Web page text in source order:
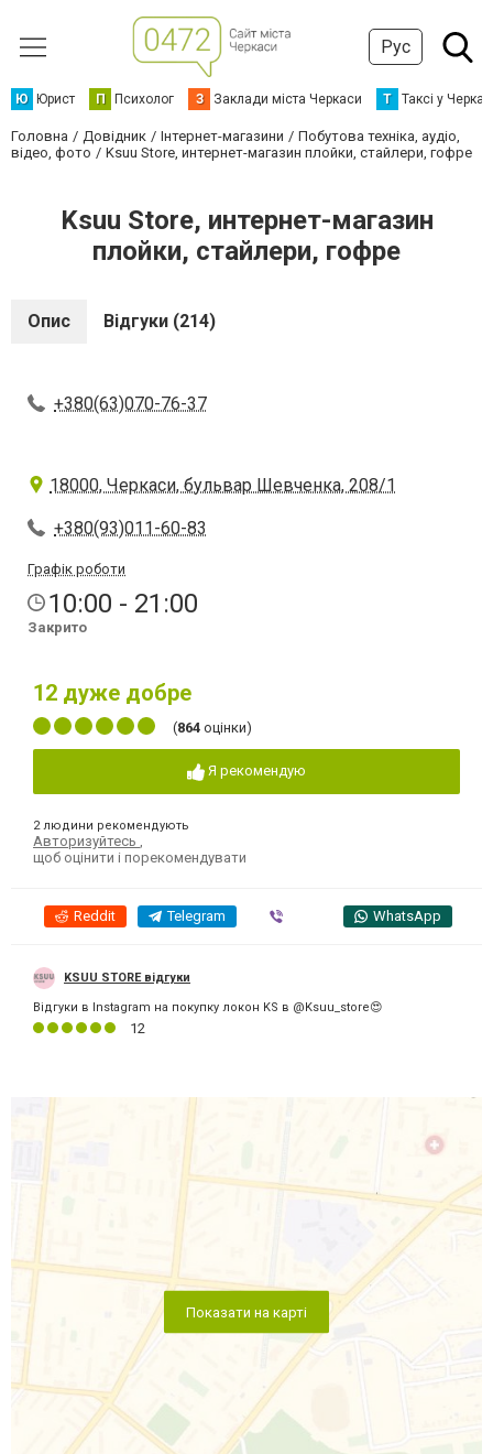
Рус
Ю Юрист П Психолог З Заклади міста Черкаси Т Таксі у
Головна Довідник Інтернет-магазини
Побутова техніка, аудіо,
відео, фото
Ksuu Store, интернет-магазин плойки, стайлери, гофре
Ksuu Store, интернет-магазин
плойки, стайлери, гофре
Опис Відгуки (214)
+380(63)070-76-37
18000, Черкаси, бульвар Шевченка, 208/1
+380(93)011-60-83
Графік роботи
10:00 - 21:00
Закрито
12 дуже добре
(864 оцінки)
Я рекомендую
2 людини рекомендують
Авторизуйтесь
щоб оцінити і порекомендувати
Reddit Telegram WhatsApp
KSUU STORE відгуки
Відгуки в Instagram на покупку локон KS в @Ksuu_store😍
12
Показати на карті